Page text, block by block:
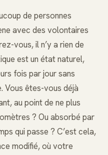
de personnes
avec des volontaires
vous, il n’y a rien de
est un état naturel,
fois par jour sans
Vous êtes-vous déjà
au point de ne plus
? Ou absorbé par
qui passe ? C’est cela,
modifié, où votre